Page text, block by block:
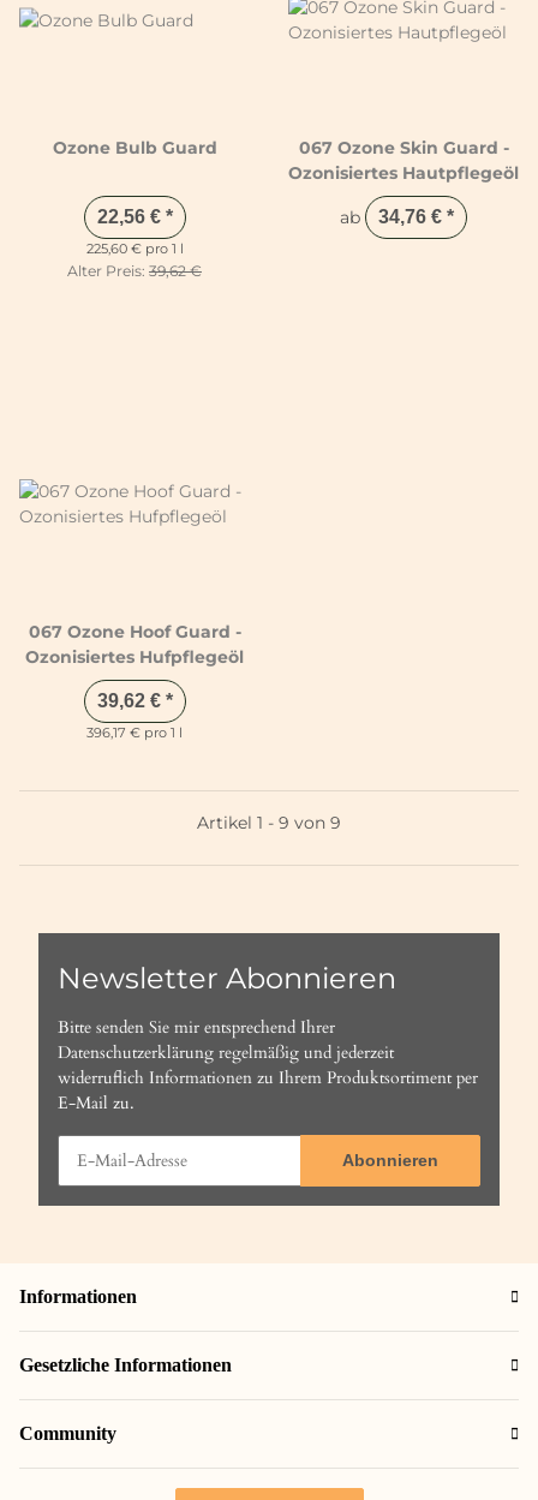
Ozone Bulb Guard
22,56 € *
225,60 € pro 1 l
Alter Preis: 39,62 €
067 Ozone Skin Guard -
Ozonisiertes Hautpflegeöl
ab 34,76 € *
067 Ozone Hoof Guard -
Ozonisiertes Hufpflegeöl
39,62 € *
396,17 € pro 1 l
Artikel 1 - 9 von 9
Newsletter Abonnieren
Bitte senden Sie mir entsprechend Ihrer
Datenschutzerklärung regelmäßig und jederzeit
widerruflich Informationen zu Ihrem Produktsortiment per
E-Mail zu.
Abonnieren
Informationen
Gesetzliche Informationen
Community